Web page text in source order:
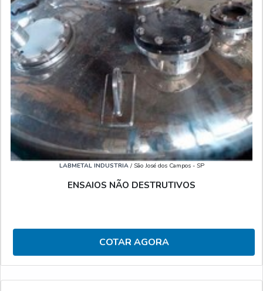
LABMETAL INDUSTRIA/ São José dos Campos - SP
ENSAIOS NÃO DESTRUTIVOS
COTAR AGORA